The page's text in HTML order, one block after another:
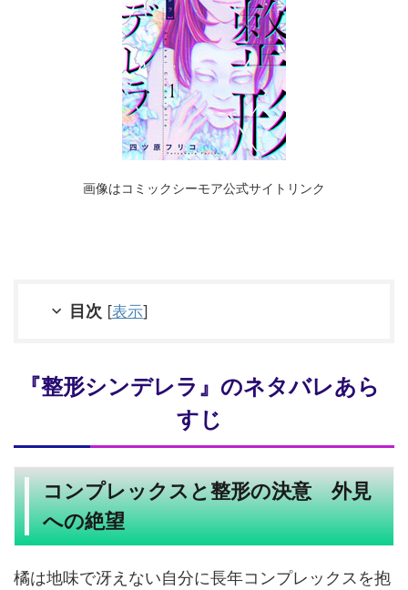
画像はコミックシーモア公式サイトリンク
目次 [表示]
『整形シンデレラ』のネタバレあら
すじ
コンプレックスと整形の決意 外見
への絶望
橘は地味で冴えない自分に長年コンプレックスを抱